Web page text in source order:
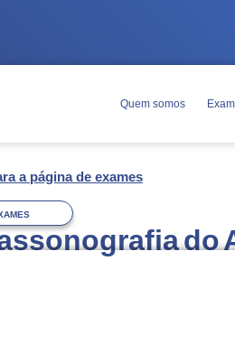
Quem somos
a página de exames
do